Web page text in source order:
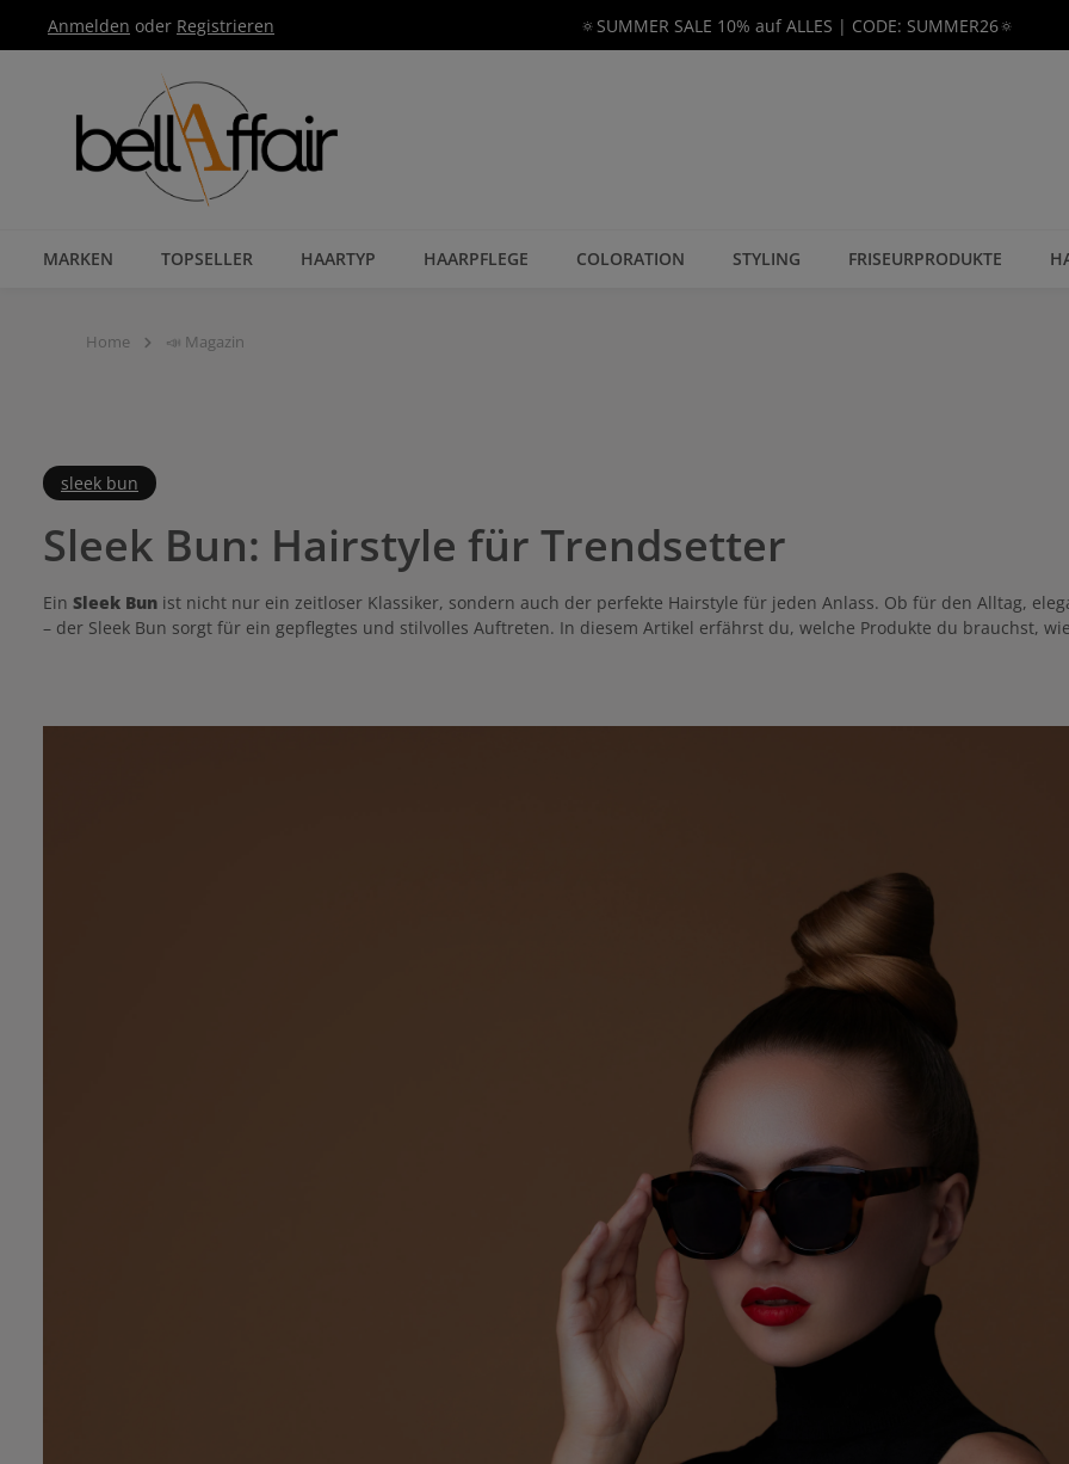
Hauptnavigation springen
Anmelden oder Registrieren 🔅SUMMER SALE 10% auf ALLES | CODE: SUMMER26🔅
MARKEN TOPSELLER HAARTYP HAARPFLEGE COLORATION STYLING FRISEURPRODUKTE
Home 📣 Magazin
sleek bun
Sleek Bun: Hairstyle für Trendsetter
Ein Sleek Bun ist nicht nur ein zeitloser Klassiker, sondern auch der perfekte Hairstyle für jeden Anlass. Ob für den Alltag,
– der Sleek Bun sorgt für ein gepflegtes und stilvolles Auftreten. In diesem Artikel erfährst du, welche Produkte du brauchst,